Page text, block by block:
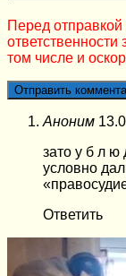
Перед
ответственности
том числе и
Аноним
зато у б л ю
условно
Ответить